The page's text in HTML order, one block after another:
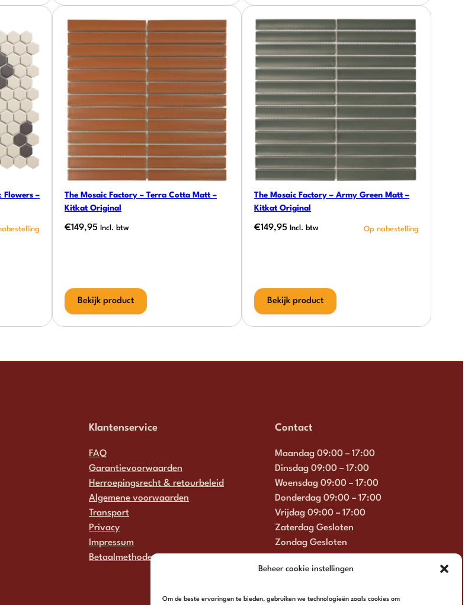
Beheer cookie instellingen
Om de beste ervaringen te bieden, gebruiken we technologieën zoals cookies om
Flowers –
The Mosaic Factory – Terra Cotta Matt –
Kitkat Original
€149,95 Incl. btw
Bekijk product
The Mosaic Factory – Army Green Matt –
Kitkat Original
€149,95 Incl. btw
Bekijk product
Klantenservice
FAQ
Garantievoorwaarden
Herroepingsrecht & retourbeleid
Algemene voorwaarden
Transport
Privacy
Impressum
Betaalmethodes
Contact
Maandag 09:00 – 17:00
Dinsdag 09:00 – 17:00
Woensdag 09:00 – 17:00
Donderdag 09:00 – 17:00
Vrijdag 09:00 – 17:00
Zaterdag Gesloten
Zondag Gesloten
+31 6 13 57 92 22